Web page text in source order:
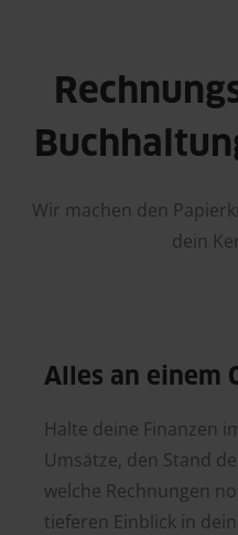
Wir machen den
dein
Alles an einem
Halte deine Finanzen
Umsätze, den Stand
welche Rechnungen
tieferen Einblick in